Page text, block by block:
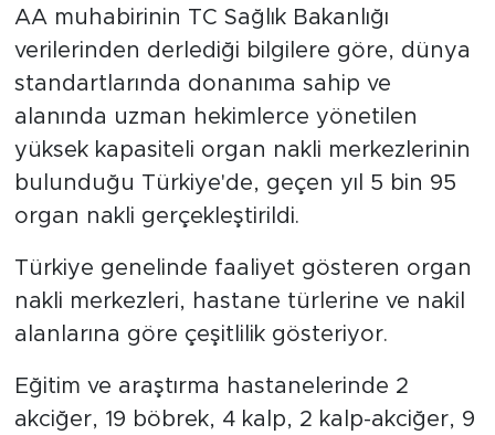
AA muhabirinin TC Sağlık Bakanlığı
verilerinden derlediği bilgilere göre, dünya
standartlarında donanıma sahip ve
alanında uzman hekimlerce yönetilen
yüksek kapasiteli organ nakli merkezlerinin
bulunduğu Türkiye'de, geçen yıl 5 bin 95
organ nakli gerçekleştirildi.
Türkiye genelinde faaliyet gösteren organ
nakli merkezleri, hastane türlerine ve nakil
alanlarına göre çeşitlilik gösteriyor.
Eğitim ve araştırma hastanelerinde 2
akciğer, 19 böbrek, 4 kalp, 2 kalp-akciğer, 9